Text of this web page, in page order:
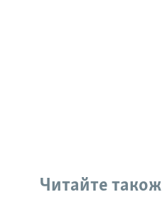
Читайте також